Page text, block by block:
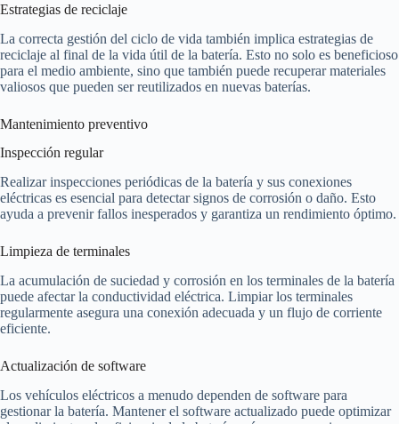
Estrategias de reciclaje
La correcta gestión del ciclo de vida también implica estrategias de
reciclaje al final de la vida útil de la batería. Esto no solo es beneficioso
para el medio ambiente, sino que también puede recuperar materiales
valiosos que pueden ser reutilizados en nuevas baterías.
Mantenimiento preventivo
Inspección regular
Realizar inspecciones periódicas de la batería y sus conexiones
eléctricas es esencial para detectar signos de corrosión o daño. Esto
ayuda a prevenir fallos inesperados y garantiza un rendimiento óptimo.
Limpieza de terminales
La acumulación de suciedad y corrosión en los terminales de la batería
puede afectar la conductividad eléctrica. Limpiar los terminales
regularmente asegura una conexión adecuada y un flujo de corriente
eficiente.
Actualización de software
Los vehículos eléctricos a menudo dependen de software para
gestionar la batería. Mantener el software actualizado puede optimizar